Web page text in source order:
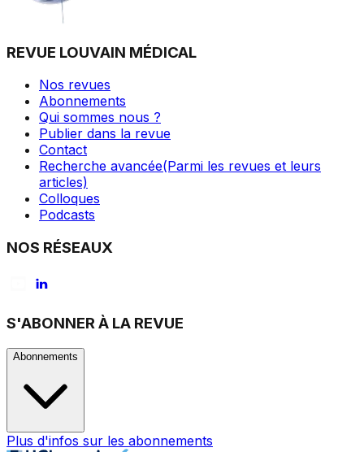
REVUE LOUVAIN MÉDICAL
Nos revues
Abonnements
Qui sommes nous ?
Publier dans la revue
Contact
Recherche avancée(Parmi les revues et leurs
articles)
Colloques
Podcasts
NOS RÉSEAUX
S'ABONNER À LA REVUE
Abonnements
Plus d'infos sur les abonnements